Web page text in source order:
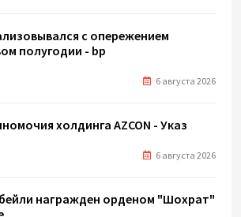
с опережением
полугодии - bp
6 августа 2026
холдинга AZCON - Указ
6 августа 2026
награжден орденом "Шохрат"